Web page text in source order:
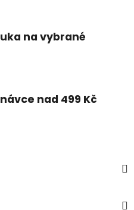
na vybrané
nad 499 Kč